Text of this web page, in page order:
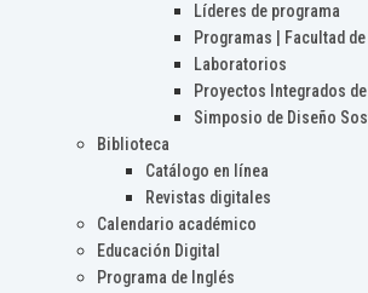
Líderes de programa
Programas | Facultad
Laboratorios
Proyectos Integrados
Simposio de Diseño
Biblioteca
Catálogo en línea
Revistas digitales
Calendario académico
Educación Digital
Programa de Inglés